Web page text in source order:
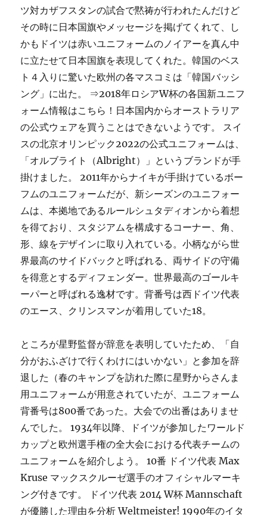
ツ対カザフスタンの試合で黙祷が行われたんだけど
その時に日本国旗やメッセージを掲げてくれて、し
かもドイツは赤いユニフォームのノイアーを真ん中
に立たせて日本国旗を表現してくれた。韓国のベス
ト４入りに驚いた欧州の各マスコミは「韓国バッシ
ング」に出た。 ⇒2018年ロシアW杯の各国新ユニフ
ォーム情報はこちら！日本国内からオーストラリア
の公式ウェアを買うことはできないようです。 スイ
スの北京オリンピック2022の公式ユニフォームは、
「オルブライト（Albright）」というブランドが手
掛けました。 2011年からナイキが手掛けているボー
フムのユニフォームだが、新シーズンのユニフォー
ムは、本拠地であるルールシュタディオンから着想
を得ており、スタジアムを構成するコーナー、角、
形、線をデザインに取り入れている。小柄ながら世
界最高のサイドバックと呼ばれる、両サイドの守備
を得意とするディフェンダー。世界最高のゴールキ
ーパーと呼ばれる逸材です。背番号は西ドイツ代表
のエース、クリンスマンが着用していた18。
ところが星野監督が辞意を表明していたため、「自
分がおふざけで行くわけにはいかない」と参加を辞
退した（春のキャンプを訪れた際に星野からさんま
用ユニフォームが用意されていたが、ユニフォーム
背番号は800番であった。大会での出番はありませ
んでした。 1934年以降、ドイツが参加したワールド
カップと欧州選手権の全大会における代表チームの
ユニフォームを紹介しよう。 10番 ドイツ代表 Max
Kruse マックスクルーゼ選手のオフィシャルマーキ
ング付きです。 ドイツ代表 2014 W杯 Mannschaft
が優勝した理由を分析 Weltmeister! 1990年のイタ